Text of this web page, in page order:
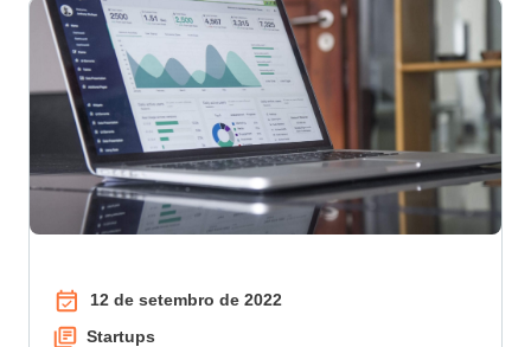
12 de setembro de 2022
Startups